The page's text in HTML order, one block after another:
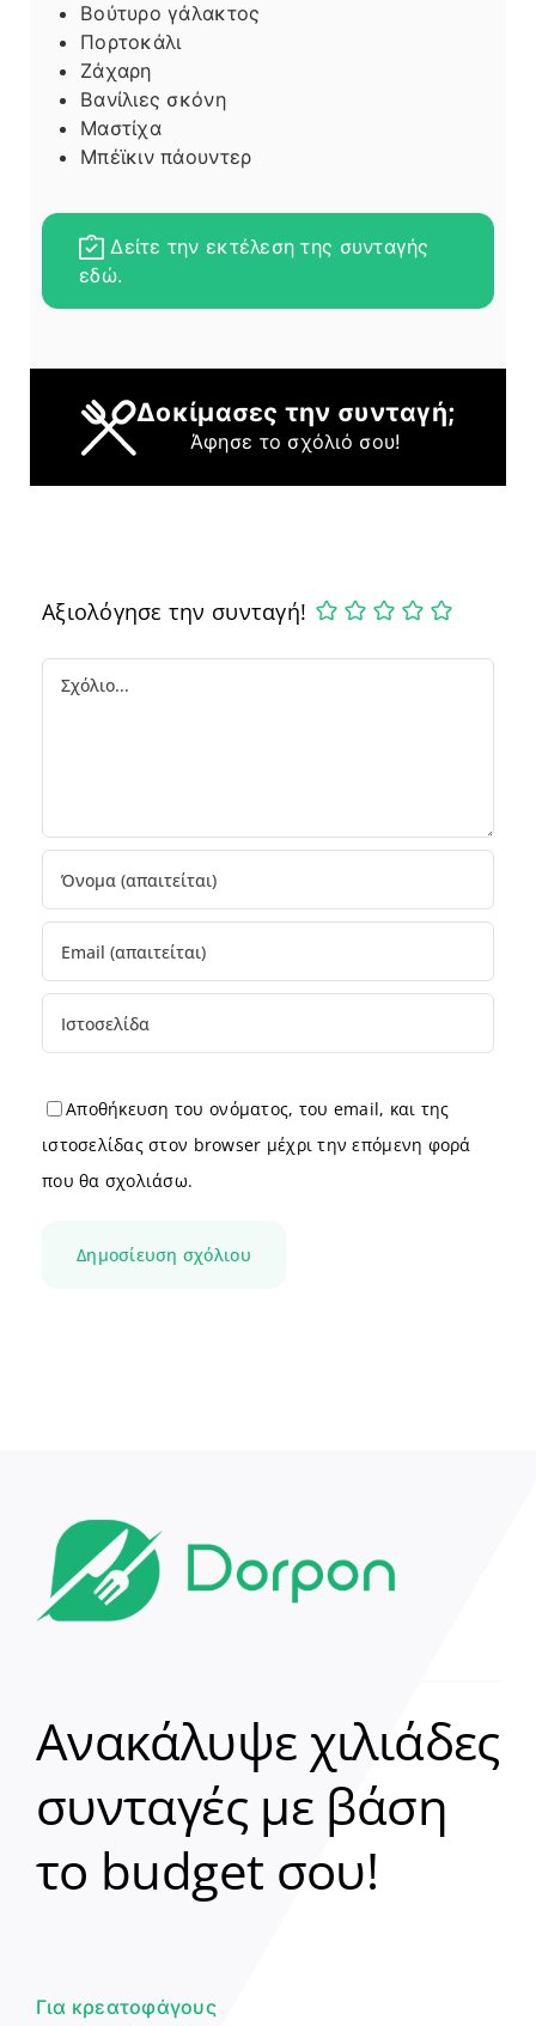
Βούτυρο γάλακτος
Πορτοκάλι
Ζάχαρη
Βανίλιες σκόνη
Μαστίχα
Μπέϊκιν πάουντερ
Δείτε την εκτέλεση της συνταγής
εδώ.
Δοκίμασες την συνταγή;
Άφησε το σχόλιό σου!
Αξιολόγησε την συνταγή!
Comment
Αποθήκευση του ονόματος, του email, και της
ιστοσελίδας στον browser μέχρι την επόμενη φορά
που θα σχολιάσω.
Ανακάλυψε χιλιάδες
συνταγές με βάση
το budget σου!
Για κρεατοφάγους